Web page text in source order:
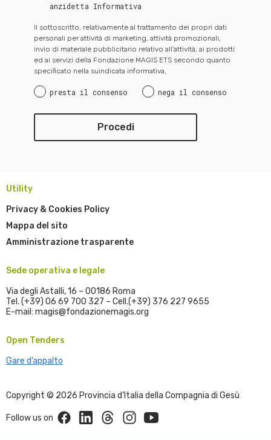
anzidetta Informativa
Il sottoscritto, relativamente al trattamento dei propri dati
personali per attività di marketing, attività promozionali,
invio di materiale pubblicitario relativo all’attività, ai prodotti
ed ai servizi della Fondazione MAGIS ETS secondo quanto
specificato nella suindicata informativa,
presta il consenso nega il consenso
Utility
Privacy & Cookies Policy
Mappa del sito
Amministrazione trasparente
Sede operativa e legale
Via degli Astalli, 16 – 00186 Roma
Tel. (+39) 06 69 700 327 – Cell.(+39) 376 227 9655
E-mail: magis@fondazionemagis.org
Open Tenders
Gare d’appalto
Copyright © 2026 Provincia d’Italia della Compagnia di Gesù
Follow us on FacebookLinkedinThreadsInstagramYoutube